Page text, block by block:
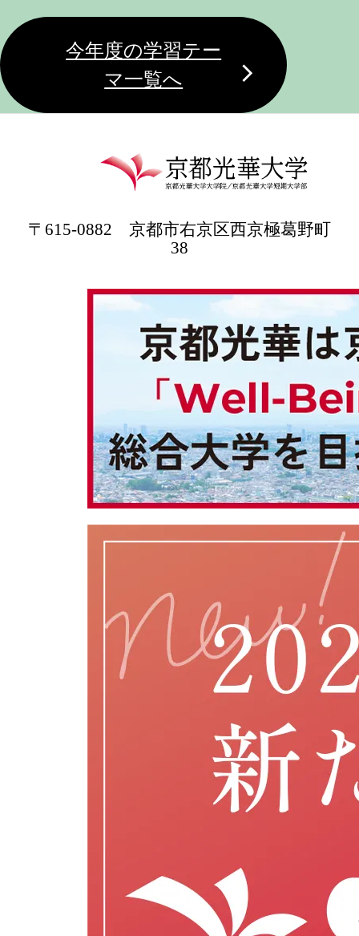
今年度の学習テー
マ一覧へ
〒615-0882 京都市右京区西京極葛野町
38